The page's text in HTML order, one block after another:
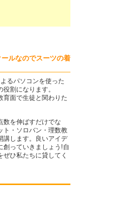
ルなのでスーツの着
るパソコンを使った
割になります。
育面で生徒と関わりた
数を伸ばすだけでな
ト・ソロバン・理数教
講します。良いアイデ
創っていきましょう!自
ひ私たちに貸してく